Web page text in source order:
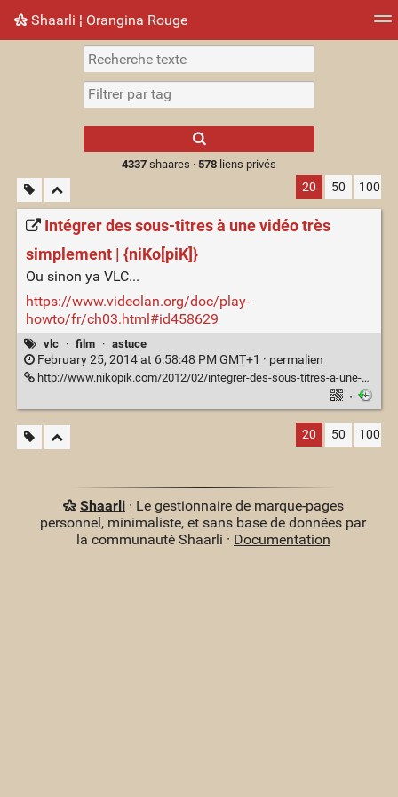
Shaarli ¦ Orangina Rouge
Nuage de tags Mur d'images
results.
4337shaares · 578liens privés
20 50 100
Intégrer des sous-titres à une vidéo très
simplement | {niKo[piK]}
Ou sinon ya VLC...
https://www.videolan.org/doc/play-
howto/fr/ch03.html#id458629
vlc · film · astuce
February 25, 2014 at 6:58:48 PM GMT+1 · permalien
http://www.nikopik.com/2012/02/integrer-des-sous-titres-a-une-video-tres-simplement.html
·
20 50 100
Shaarli· Le gestionnaire de marque-pages
personnel, minimaliste, et sans base de données par
la communauté Shaarli · Documentation